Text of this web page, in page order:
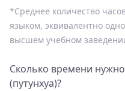
*Среднее количество
языком, эквивалентно
высшем учебном
Сколько времени
(путунхуа)?